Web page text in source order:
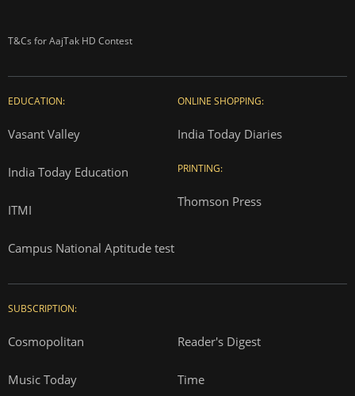
T&Cs for AajTak HD Contest
EDUCATION:
Vasant Valley
India Today Education
ITMI
Campus National Aptitude test
ONLINE SHOPPING:
India Today Diaries
PRINTING:
Thomson Press
SUBSCRIPTION:
Cosmopolitan Reader's Digest
Music Today Time